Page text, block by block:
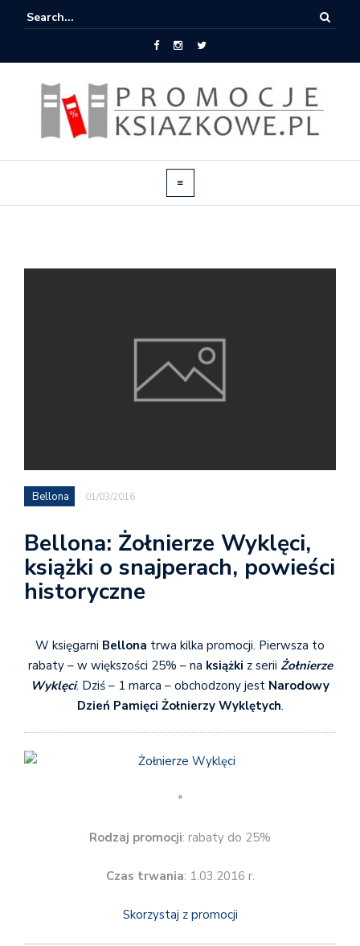
Bellona 01/03/2016
Bellona: Żołnierze Wyklęci,
książki o snajperach, powieści
historyczne
W księgarni Bellona trwa kilka promocji. Pierwsza to
rabaty – w większości 25% – na książki z serii Żołnierze
Wyklęci. Dziś – 1 marca – obchodzony jest Narodowy
Dzień Pamięci Żołnierzy Wyklętych.
*
Rodzaj promocji: rabaty do 25%
Czas trwania: 1.03.2016 r.
Skorzystaj z promocji